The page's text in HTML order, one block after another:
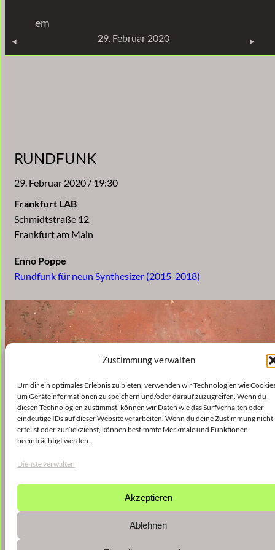
Zustimmung verwalten
Um dir ein optimales Erlebnis zu bieten, verwenden wir Technologien wie
um Geräteinformationen zu speichern und/oder darauf zuzugreifen. Wenn du
diesen Technologien zustimmst, können wir Daten wie das Surfverhalten oder
eindeutige IDs auf dieser Website verarbeiten. Wenn du deine Zustimmung nicht
erteilst oder zurückziehst, können bestimmte Merkmale und Funktionen
beeinträchtigt werden.
Dienste verwalten
Akzeptieren
Ablehnen
springen
em
29. Februar 2020
RUNDFUNK
29. Februar 2020 / 19:30
Frankfurt LAB
Schmidtstraße 12
Frankfurt am Main
Enno Poppe
Rundfunk für neun Synthesizer (2015-2018)